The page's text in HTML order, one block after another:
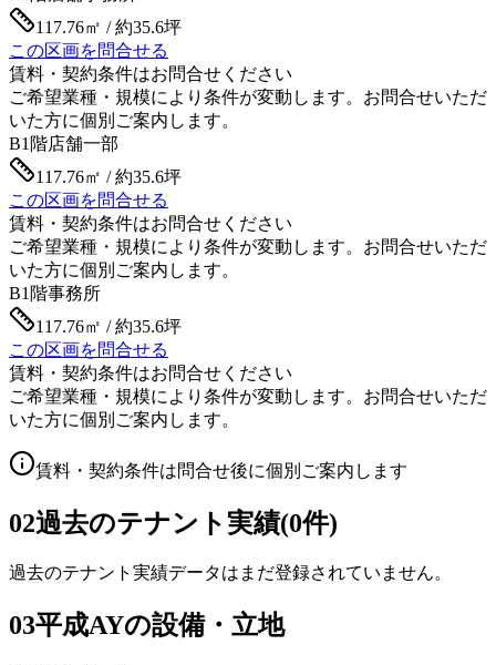
117.76㎡ / 約35.6坪
この区画を問合せる
賃料・契約条件はお問合せください
ご希望業種・規模により条件が変動します。お問合せいただ
いた方に個別ご案内します。
B1階店舗一部
117.76㎡ / 約35.6坪
この区画を問合せる
賃料・契約条件はお問合せください
ご希望業種・規模により条件が変動します。お問合せいただ
いた方に個別ご案内します。
B1階事務所
117.76㎡ / 約35.6坪
この区画を問合せる
賃料・契約条件はお問合せください
ご希望業種・規模により条件が変動します。お問合せいただ
いた方に個別ご案内します。
賃料・契約条件は問合せ後に個別ご案内します
02過去のテナント実績(0件)
過去のテナント実績データはまだ登録されていません。
03平成AYの設備・立地